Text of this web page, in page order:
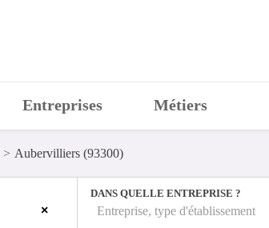
Entreprises Métiers
Aubervilliers (93300)
×
DANS QUELLE ENTREPRISE ?
Entreprise, type d'établissement